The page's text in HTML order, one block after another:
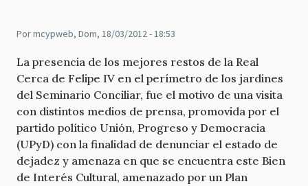
Pormcypweb, Dom, 18/03/2012 - 18:53
La presencia de los mejores restos de la Real
Cerca de Felipe IV en el perímetro de los jardines
del Seminario Conciliar, fue el motivo de una visita
con distintos medios de prensa, promovida por el
partido político Unión, Progreso y Democracia
(UPyD) con la finalidad de denunciar el estado de
dejadez y amenaza en que se encuentra este Bien
de Interés Cultural, amenazado por un Plan